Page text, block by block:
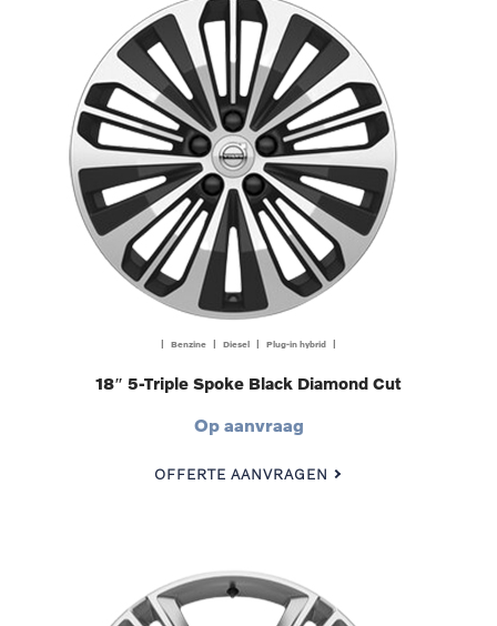
| Benzine | Diesel | Plug-in hybrid |
18″ 5-Triple Spoke Black Diamond Cut
Op aanvraag
OFFERTE AANVRAGEN